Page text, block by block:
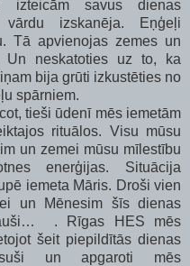
izteicām savus dienas
izskanēja. Eņģeļi
Tā apvienojas zemes un
neskatoties uz to, ka
bija grūti izkustēties no
spārniem.
ūdenī mēs iemetām
rituālos. Visu mūsu
un zemei mūsu mīlestību
enerģijas. Situācija
iemeta Māris. Droši vien
un Mēnesim šīs dienas
. Rīgas HES mēs
šeit piepildītās dienas
un apgaroti mēs